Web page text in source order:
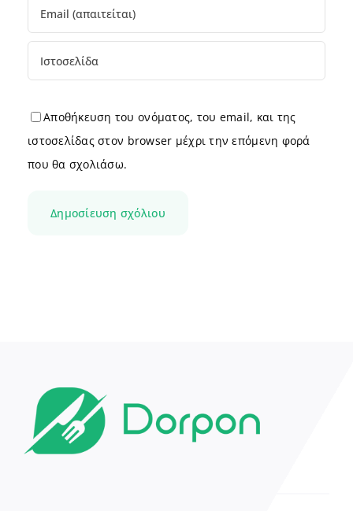
Αποθήκευση του ονόματος, του email, και της
ιστοσελίδας στον browser μέχρι την επόμενη φορά
που θα σχολιάσω.